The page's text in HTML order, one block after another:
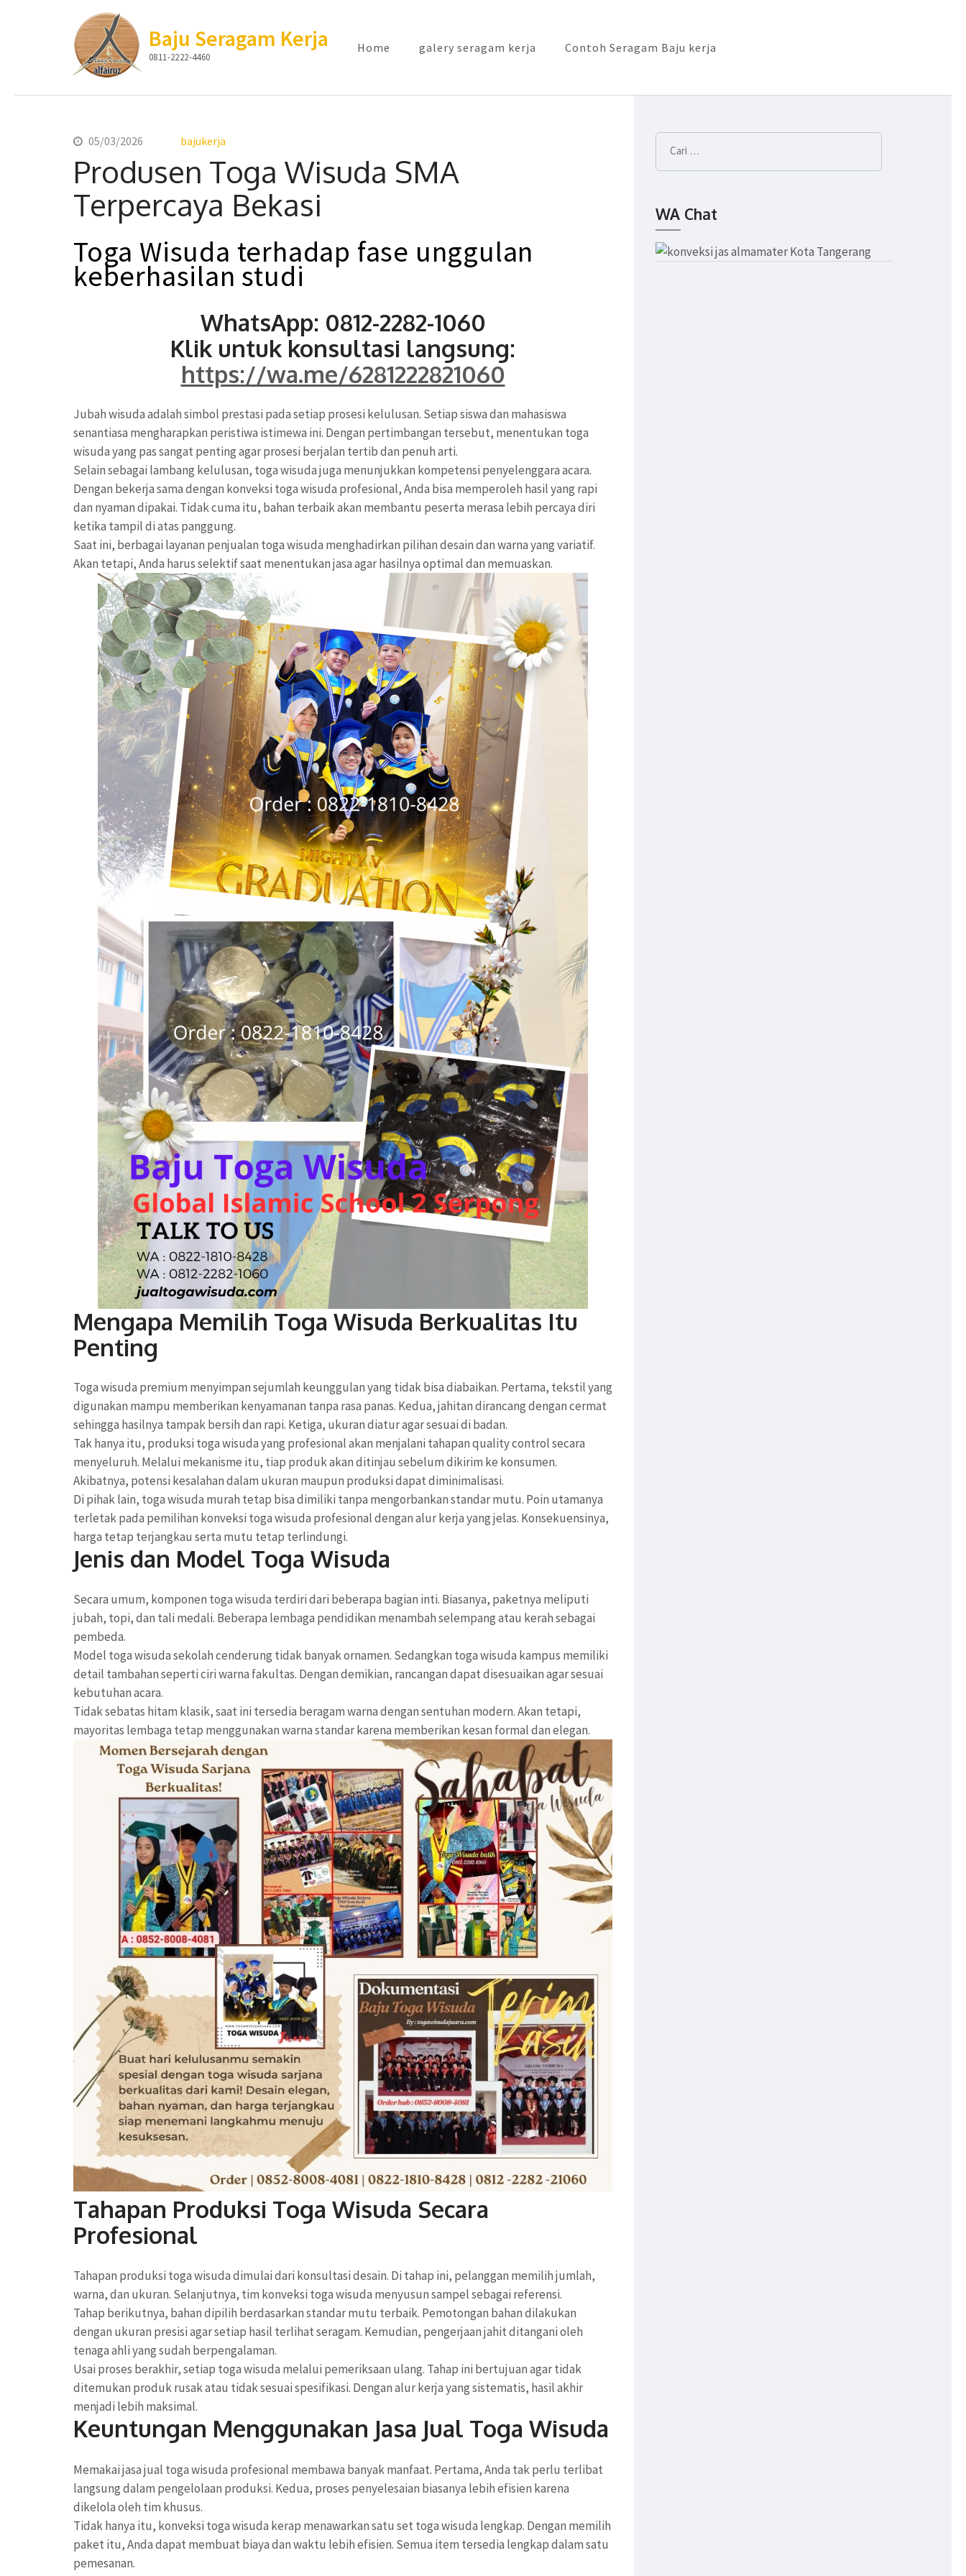
Baju Seragam Kerja
0811-2222-4460
Home galery seragam kerja Contoh Seragam Baju kerja
05/03/2026 bajukerja
Produsen Toga Wisuda SMA
Terpercaya Bekasi
Toga Wisuda terhadap fase unggulan
keberhasilan studi
WhatsApp: 0812-2282-1060
Klik untuk konsultasi langsung:
https://wa.me/6281222821060
Jubah wisuda adalah simbol prestasi pada setiap prosesi kelulusan. Setiap siswa dan mahasiswa
senantiasa mengharapkan peristiwa istimewa ini. Dengan pertimbangan tersebut, menentukan toga
wisuda yang pas sangat penting agar prosesi berjalan tertib dan penuh arti.
Selain sebagai lambang kelulusan, toga wisuda juga menunjukkan kompetensi penyelenggara acara.
Dengan bekerja sama dengan konveksi toga wisuda profesional, Anda bisa memperoleh hasil yang rapi
dan nyaman dipakai. Tidak cuma itu, bahan terbaik akan membantu peserta merasa lebih percaya diri
ketika tampil di atas panggung.
Saat ini, berbagai layanan penjualan toga wisuda menghadirkan pilihan desain dan warna yang variatif.
Akan tetapi, Anda harus selektif saat menentukan jasa agar hasilnya optimal dan memuaskan.
Mengapa Memilih Toga Wisuda Berkualitas Itu
Penting
Toga wisuda premium menyimpan sejumlah keunggulan yang tidak bisa diabaikan. Pertama, tekstil yang
digunakan mampu memberikan kenyamanan tanpa rasa panas. Kedua, jahitan dirancang dengan cermat
sehingga hasilnya tampak bersih dan rapi. Ketiga, ukuran diatur agar sesuai di badan.
Tak hanya itu, produksi toga wisuda yang profesional akan menjalani tahapan quality control secara
menyeluruh. Melalui mekanisme itu, tiap produk akan ditinjau sebelum dikirim ke konsumen.
Akibatnya, potensi kesalahan dalam ukuran maupun produksi dapat diminimalisasi.
Di pihak lain, toga wisuda murah tetap bisa dimiliki tanpa mengorbankan standar mutu. Poin utamanya
terletak pada pemilihan konveksi toga wisuda profesional dengan alur kerja yang jelas. Konsekuensinya,
harga tetap terjangkau serta mutu tetap terlindungi.
Jenis dan Model Toga Wisuda
Secara umum, komponen toga wisuda terdiri dari beberapa bagian inti. Biasanya, paketnya meliputi
jubah, topi, dan tali medali. Beberapa lembaga pendidikan menambah selempang atau kerah sebagai
pembeda.
Model toga wisuda sekolah cenderung tidak banyak ornamen. Sedangkan toga wisuda kampus memiliki
detail tambahan seperti ciri warna fakultas. Dengan demikian, rancangan dapat disesuaikan agar sesuai
kebutuhan acara.
Tidak sebatas hitam klasik, saat ini tersedia beragam warna dengan sentuhan modern. Akan tetapi,
mayoritas lembaga tetap menggunakan warna standar karena memberikan kesan formal dan elegan.
Tahapan Produksi Toga Wisuda Secara
Profesional
Tahapan produksi toga wisuda dimulai dari konsultasi desain. Di tahap ini, pelanggan memilih jumlah,
warna, dan ukuran. Selanjutnya, tim konveksi toga wisuda menyusun sampel sebagai referensi.
Tahap berikutnya, bahan dipilih berdasarkan standar mutu terbaik. Pemotongan bahan dilakukan
dengan ukuran presisi agar setiap hasil terlihat seragam. Kemudian, pengerjaan jahit ditangani oleh
tenaga ahli yang sudah berpengalaman.
Usai proses berakhir, setiap toga wisuda melalui pemeriksaan ulang. Tahap ini bertujuan agar tidak
ditemukan produk rusak atau tidak sesuai spesifikasi. Dengan alur kerja yang sistematis, hasil akhir
menjadi lebih maksimal.
Keuntungan Menggunakan Jasa Jual Toga Wisuda
Memakai jasa jual toga wisuda profesional membawa banyak manfaat. Pertama, Anda tak perlu terlibat
langsung dalam pengelolaan produksi. Kedua, proses penyelesaian biasanya lebih efisien karena
dikelola oleh tim khusus.
Tidak hanya itu, konveksi toga wisuda kerap menawarkan satu set toga wisuda lengkap. Dengan memilih
paket itu, Anda dapat membuat biaya dan waktu lebih efisien. Semua item tersedia lengkap dalam satu
pemesanan.
Cari
untuk:
WA Chat